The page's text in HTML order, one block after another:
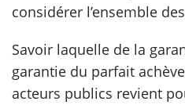
considérer l’ensemble
Savoir laquelle de la
garantie du parfait
acteurs publics revient